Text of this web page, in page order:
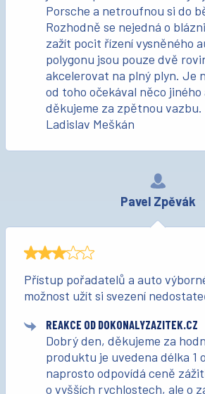
Porsche a netroufnou si do
Rozhodně se nejedná o
zažít pocit řízení vysněného
polygonu jsou pouze dvě
akcelerovat na plný plyn. Je
od toho očekával něco
děkujeme za zpětnou
Ladislav Meškán
Pavel Zpěvák
Přístup pořadatelů a auto
možnost užít si svezení
REAKCE OD DOKONALYZAZITEK.CZ
Dobrý den, děkujeme za
produktu je uvedena délka 1
naprosto odpovídá ceně
o vyšších rychlostech, ale o